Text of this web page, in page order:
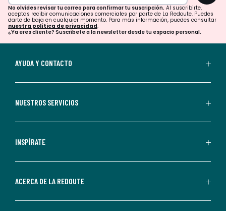
para
confirmar
tu
suscripción.
aceptas
comerciales
personalizadas
parte
Redoute.
No olvides revisar tu correo para confirmar tu suscripción. Al suscribirte,
aceptas recibir comunicaciones comerciales por parte de La Redoute. Puedes
darte de baja en cualquier momento. Para más información, puedes consultar
nuestra política de privacidad.
¿Ya eres cliente? Suscríbete a la newsletter desde tu espacio personal.
AYUDA Y CONTACTO
NUESTROS SERVICIOS
INSPÍRATE
ACERCA DE LA REDOUTE